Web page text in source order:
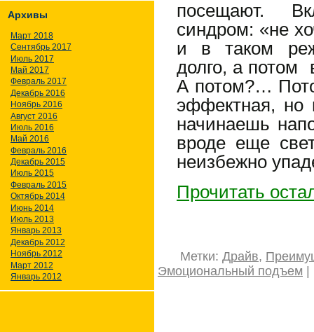
Архивы
Март 2018
Сентябрь 2017
Июль 2017
Май 2017
Февраль 2017
Декабрь 2016
Ноябрь 2016
Август 2016
Июль 2016
Май 2016
Февраль 2016
Декабрь 2015
Июль 2015
Февраль 2015
Октябрь 2014
Июнь 2014
Июль 2013
Январь 2013
Декабрь 2012
Ноябрь 2012
Март 2012
Январь 2012
посещают.
синдром: «не
и в таком
долго, а потом
А потом?…
эффектная,
начинаешь
вроде еще
неизбежно
Прочитать
Метки: Драйв,
Эмоциональный подъем